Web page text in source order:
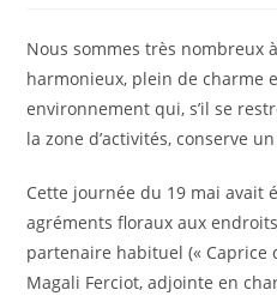
publication :
Nous sommes très nombreux
harmonieux, plein de charme
environnement qui, s’il se
la zone d’activités, conserve
Cette journée du 19 mai avait
agréments floraux aux
partenaire habituel (« Caprice
Magali Ferciot, adjointe en